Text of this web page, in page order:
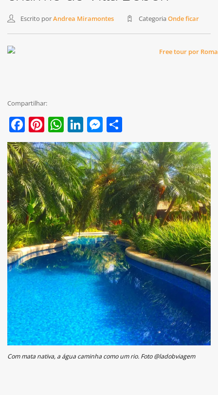
Escrito porAndrea Miramontes Categoria Onde ficar
Compartilhar:
Facebook
Pinterest
WhatsApp
LinkedIn
Messenger
Com mata nativa, a água caminha como um rio. Foto @ladobviagem